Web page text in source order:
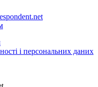
і персональних даних